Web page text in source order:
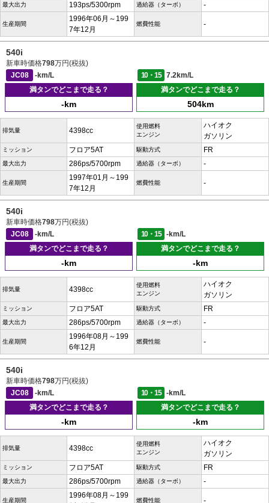
最大出力 193ps/5300rpm 過給器（ターボ） -
生産期間
1996年06月～199
7年12月
燃費性能 -
540i
新車時価格798万円(税抜)
JC08
-km/L 10・15
7.2km/L
満タンでどこまで走る？
-km
満タンでどこまで走る？
504km
排気量 4398cc
使用燃料
エンジン
ハイオク
ガソリン
ミッション フロア5AT 駆動方式 FR
最大出力 286ps/5700rpm 過給器（ターボ） -
生産期間
1997年01月～199
7年12月
燃費性能 -
540i
新車時価格798万円(税抜)
JC08
-km/L 10・15
-km/L
満タンでどこまで走る？
-km
満タンでどこまで走る？
-km
排気量 4398cc
使用燃料
エンジン
ハイオク
ガソリン
ミッション フロア5AT 駆動方式 FR
最大出力 286ps/5700rpm 過給器（ターボ） -
生産期間
1996年08月～199
6年12月
燃費性能 -
540i
新車時価格798万円(税抜)
JC08
-km/L 10・15
-km/L
満タンでどこまで走る？
-km
満タンでどこまで走る？
-km
排気量 4398cc
使用燃料
エンジン
ハイオク
ガソリン
ミッション フロア5AT 駆動方式 FR
最大出力 286ps/5700rpm 過給器（ターボ） -
生産期間
1996年08月～199
燃費性能 -